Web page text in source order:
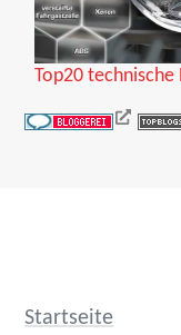
Top20
Startseite